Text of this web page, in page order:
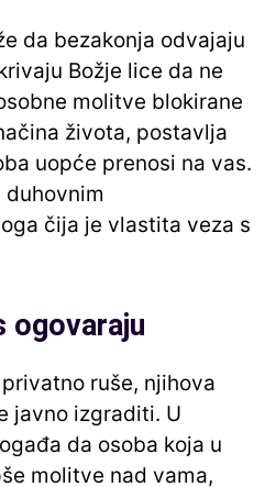
da bezakonja odvajaju
Božje lice da ne
molitve blokirane
života, postavlja
uopće prenosi na vas.
čija je vlastita veza s
ogovaraju
ruše, njihova
javno izgraditi. U
da osoba koja u
molitve nad vama,